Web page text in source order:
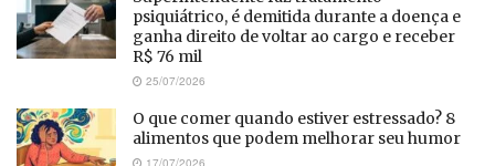
psiquiátrico, é demitida durante a doença e
ganha direito de voltar ao cargo e receber
R$ 76 mil
25/07/2026
O que comer quando estiver estressado? 8
alimentos que podem melhorar seu humor